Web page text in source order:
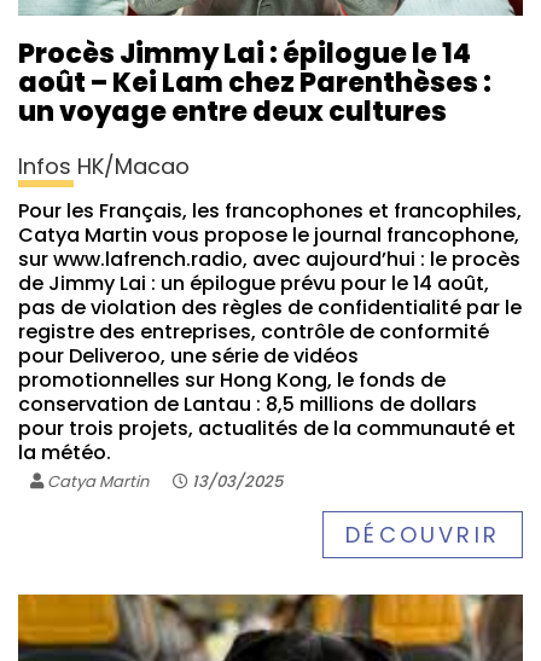
Procès Jimmy Lai : épilogue le 14
août – Kei Lam chez Parenthèses :
un voyage entre deux cultures
Infos HK/Macao
Pour les Français, les francophones et francophiles,
Catya Martin vous propose le journal francophone,
sur www.lafrench.radio, avec aujourd’hui : le procès
de Jimmy Lai : un épilogue prévu pour le 14 août,
pas de violation des règles de confidentialité par le
registre des entreprises, contrôle de conformité
pour Deliveroo, une série de vidéos
promotionnelles sur Hong Kong, le fonds de
conservation de Lantau : 8,5 millions de dollars
pour trois projets, actualités de la communauté et
la météo.
Catya Martin 13/03/2025
DÉCOUVRIR